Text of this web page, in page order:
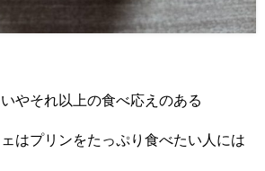
やそれ以上の食べ応えのある
はプリンをたっぷり食べたい人には